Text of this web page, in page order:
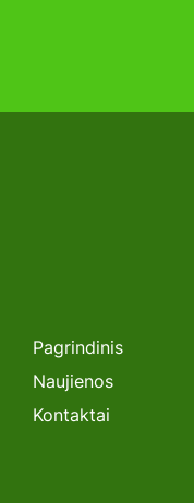
Pagrindinis
Naujienos
Kontaktai